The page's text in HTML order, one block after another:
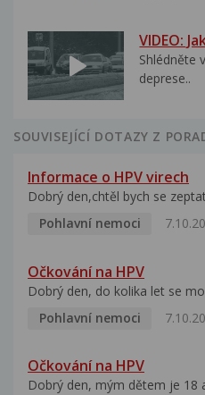
VIDEO:
Shlédněte
deprese..
SOUVISEJÍCÍ DOTAZY Z
Informace o HPV virech
Dobrý den,chtěl bych se
Pohlavní nemoci
Očkování na HPV
Dobrý den, do kolika let se
Pohlavní nemoci
Očkování na HPV
Dobrý den, mým dětem je 18